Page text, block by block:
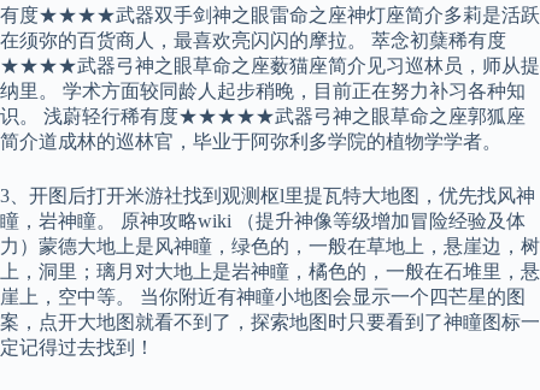
有度★★★★武器双手剑神之眼雷命之座神灯座简介多莉是活跃
在须弥的百货商人，最喜欢亮闪闪的摩拉。 萃念初蘖稀有度
★★★★武器弓神之眼草命之座薮猫座简介见习巡林员，师从提
纳里。 学术方面较同龄人起步稍晚，目前正在努力补习各种知
识。 浅蔚轻行稀有度★★★★★武器弓神之眼草命之座郭狐座
简介道成林的巡林官，毕业于阿弥利多学院的植物学学者。
3、开图后打开米游社找到观测枢l里提瓦特大地图，优先找风神
瞳，岩神瞳。 原神攻略wiki （提升神像等级增加冒险经验及体
力）蒙德大地上是风神瞳，绿色的，一般在草地上，悬崖边，树
上，洞里；璃月对大地上是岩神瞳，橘色的，一般在石堆里，悬
崖上，空中等。 当你附近有神瞳小地图会显示一个四芒星的图
案，点开大地图就看不到了，探索地图时只要看到了神瞳图标一
定记得过去找到！